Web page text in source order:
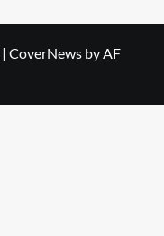
| CoverNews by AF